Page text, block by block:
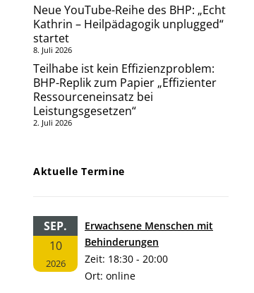
Neue YouTube-Reihe des BHP: „Echt
Kathrin – Heilpädagogik unplugged“
startet
8. Juli 2026
Teilhabe ist kein Effizienzproblem:
BHP-Replik zum Papier „Effizienter
Ressourceneinsatz bei
Leistungsgesetzen“
2. Juli 2026
Aktuelle Termine
SEP.
10
2026
Erwachsene Menschen mit
Behinderungen
Zeit: 18:30 - 20:00
Ort: online